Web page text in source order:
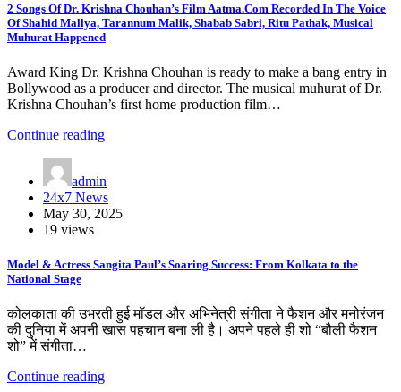
2 Songs Of Dr. Krishna Chouhan’s Film Aatma.Com Recorded In The Voice
Of Shahid Mallya, Tarannum Malik, Shabab Sabri, Ritu Pathak, Musical
Muhurat Happened
Award King Dr. Krishna Chouhan is ready to make a bang entry in
Bollywood as a producer and director. The musical muhurat of Dr.
Krishna Chouhan’s first home production film…
Continue reading
admin
24x7 News
May 30, 2025
19 views
Model & Actress Sangita Paul’s Soaring Success: From Kolkata to the
National Stage
कोलकाता की उभरती हुई मॉडल और अभिनेत्री संगीता ने फैशन और मनोरंजन
की दुनिया में अपनी खास पहचान बना ली है। अपने पहले ही शो “बौली फैशन
शो” में संगीता…
Continue reading